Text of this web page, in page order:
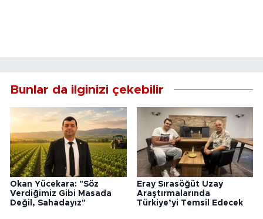
Bunlar da ilginizi çekebilir
Okan Yücekara: "Söz
Verdiğimiz Gibi Masada
Değil, Sahadayız"
Eray Sırasöğüt Uzay
Araştırmalarında
Türkiye’yi Temsil Edecek